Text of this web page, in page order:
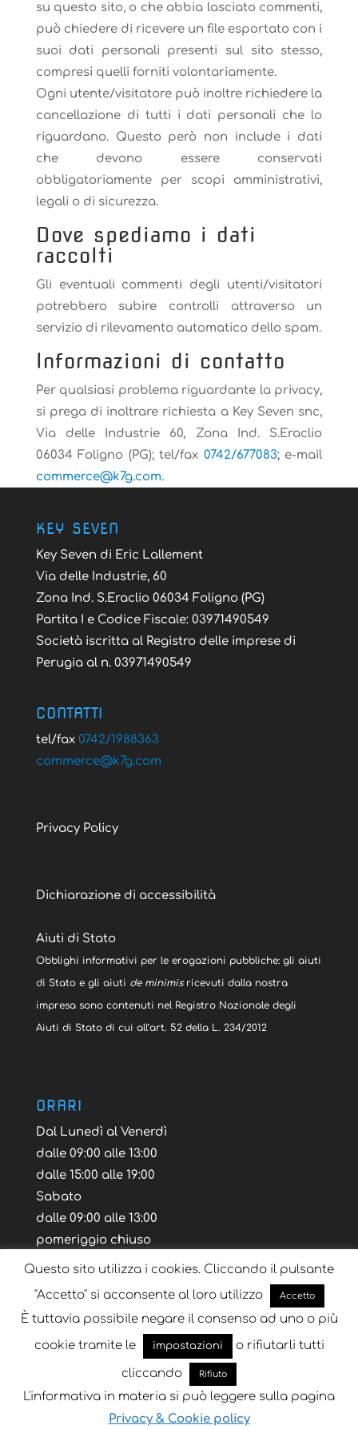
su questo sito, o che abbia lasciato commenti,
può chiedere di ricevere un file esportato con i
suoi dati personali presenti sul sito stesso,
compresi quelli forniti volontariamente.
Ogni utente/visitatore può inoltre richiedere la
cancellazione di tutti i dati personali che lo
riguardano. Questo però non include i dati
che devono essere conservati
obbligatoriamente per scopi amministrativi,
legali o di sicurezza.
Dove spediamo i dati
raccolti
Gli eventuali commenti degli utenti/visitatori
potrebbero subire controlli attraverso un
servizio di rilevamento automatico dello spam.
Informazioni di contatto
Per qualsiasi problema riguardante la privacy,
si prega di inoltrare richiesta a Key Seven snc,
Via delle Industrie 60, Zona Ind. S.Eraclio
06034 Foligno (PG); tel/fax 0742/677083; e-mail
moc.g7k
@ecremmoc .
KEY SEVEN
Key Seven di Eric Lallement
Via delle Industrie, 60
Zona Ind. S.Eraclio 06034 Foligno (PG)
Partita I e Codice Fiscale: 03971490549
Società iscritta al Registro delle imprese di
Perugia al n. 03971490549
CONTATTI
tel/fax 0742/1988363
moc.g7k
@ecremmoc
Privacy Policy
Dichiarazione di accessibilità
Aiuti di Stato
Obblighi informativi per le erogazioni pubbliche: gli aiuti
di Stato e gli aiuti de minimisricevuti dalla nostra
impresa sono contenuti nel Registro Nazionale degli
Aiuti di Stato di cui all’art. 52 della L. 234/2012
ORARI
Dal Lunedì al Venerdì
dalle 09:00 alle 13:00
dalle 15:00 alle 19:00
Sabato
dalle 09:00 alle 13:00
pomeriggio chiuso
Blog Tutorial Layout Volantino
Progettato daKey Seven| Sviluppato da
Questo sito utilizza i cookies. Cliccando il pulsante
"Accetto" si acconsente al loro utilizzo
Accetto
È tuttavia possibile negare il consenso ad uno o più
cookie tramite le
impostazioni o rifiutarli tutti
cliccando Rifiuto
L'informativa in materia si può leggere sulla pagina
Privacy & Cookie policy